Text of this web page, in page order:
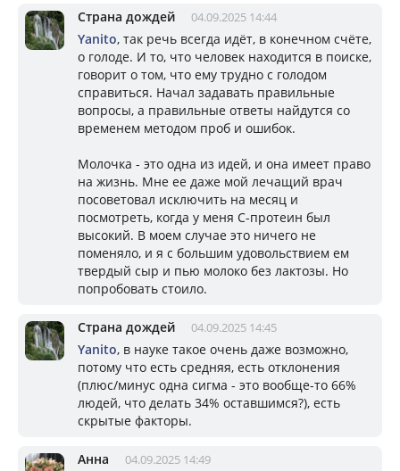
Страна дождей 04.09.2025 14:44
Yanito, так речь всегда идёт, в конечном счёте,
о голоде. И то, что человек находится в поиске,
говорит о том, что ему трудно с голодом
справиться. Начал задавать правильные
вопросы, а правильные ответы найдутся со
временем методом проб и ошибок.
Молочка - это одна из идей, и она имеет право
на жизнь. Мне ее даже мой лечащий врач
посоветовал исключить на месяц и
посмотреть, когда у меня С-протеин был
высокий. В моем случае это ничего не
поменяло, и я с большим удовольствием ем
твердый сыр и пью молоко без лактозы. Но
попробовать стоило.
Страна дождей 04.09.2025 14:45
Yanito, в науке такое очень даже возможно,
потому что есть средняя, есть отклонения
(плюс/минус одна сигма - это вообще-то 66%
людей, что делать 34% оставшимся?), есть
скрытые факторы.
Анна 04.09.2025 14:49